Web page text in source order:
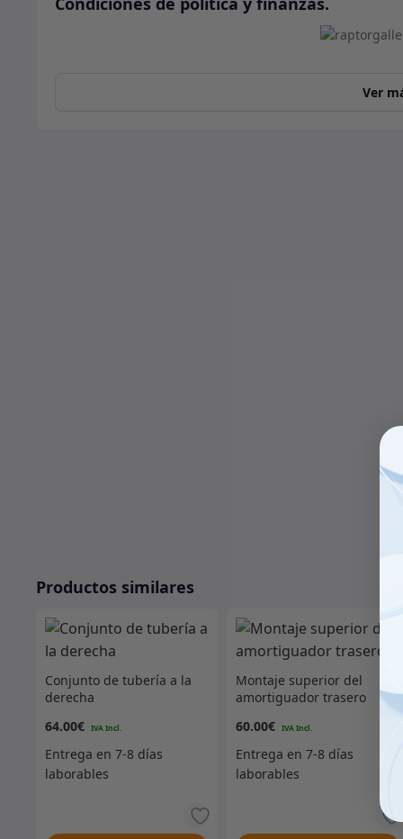
Ver
Productos similares
Conjunto de tubería a la
derecha
64.00€
Montaje superior del
amortiguador trasero
60.00€